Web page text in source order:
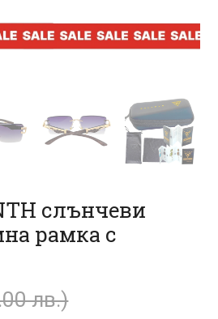
слънчеви
рамка с
лв.)